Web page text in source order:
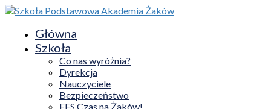
Główna
Szkoła
Co nas wyróżnia?
Dyrekcja
Nauczyciele
Bezpieczeństwo
EFS Czas na Żaków!